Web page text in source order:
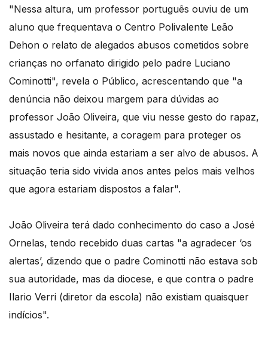
"Nessa altura, um professor português ouviu de um
aluno que frequentava o Centro Polivalente Leão
Dehon o relato de alegados abusos cometidos sobre
crianças no orfanato dirigido pelo padre Luciano
Cominotti", revela o Público, acrescentando que "a
denúncia não deixou margem para dúvidas ao
professor João Oliveira, que viu nesse gesto do rapaz,
assustado e hesitante, a coragem para proteger os
mais novos que ainda estariam a ser alvo de abusos. A
situação teria sido vivida anos antes pelos mais velhos
que agora estariam dispostos a falar".
João Oliveira terá dado conhecimento do caso a José
Ornelas, tendo recebido duas cartas "a agradecer ‘os
alertas’, dizendo que o padre Cominotti não estava sob
sua autoridade, mas da diocese, e que contra o padre
Ilario Verri (diretor da escola) não existiam quaisquer
indícios".